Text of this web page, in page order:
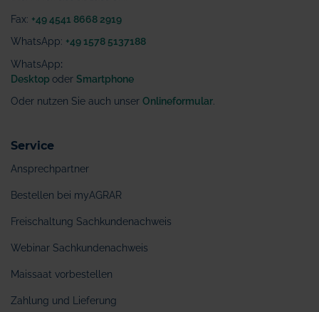
Fax: +49 4541 8668 2919
WhatsApp: +49 1578 5137188
WhatsApp:
Desktop oder Smartphone
Oder nutzen Sie auch unser Onlineformular
Service
Ansprechpartner
Bestellen bei myAGRAR
Freischaltung Sachkundenachweis
Webinar Sachkundenachweis
Maissaat vorbestellen
Zahlung und Lieferung